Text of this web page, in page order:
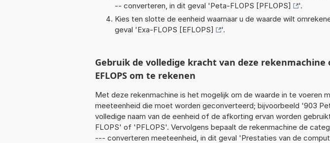
-- converteren, in dit geval 'Peta-FLOPS [PFLOPS]
'.
Kies ten slotte de eenheid waarnaar u de waarde wilt
geval 'Exa-FLOPS [EFLOPS] '.
Gebruik de volledige kracht van deze rekenmachine
EFLOPS om te rekenen
Met deze rekenmachine is het mogelijk om de waarde in te voeren
meeteenheid die moet worden geconverteerd; bijvoorbeeld '903
volledige naam van de eenheid of de afkorting ervan worden
FLOPS' of 'PFLOPS'. Vervolgens bepaalt de rekenmachine de
--- converteren meeteenheid, in dit geval 'Prestaties van de